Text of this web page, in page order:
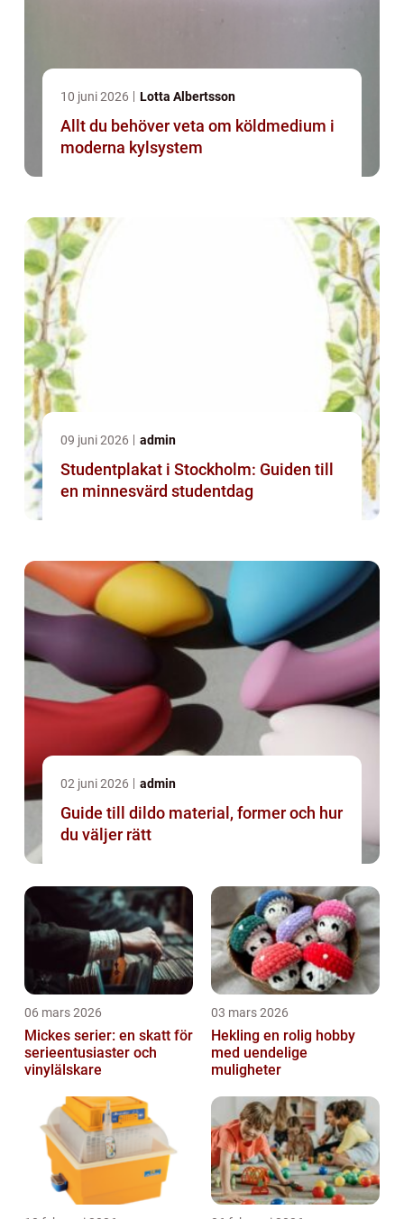
10 juni 2026 Lotta Albertsson
Allt du behöver veta om köldmedium i
moderna kylsystem
09 juni 2026 admin
Studentplakat i Stockholm: Guiden till
en minnesvärd studentdag
02 juni 2026 admin
Guide till dildo material, former och hur
du väljer rätt
06 mars 2026
Mickes serier: en skatt för
serieentusiaster och
vinylälskare
03 mars 2026
Hekling en rolig hobby
med uendelige
muligheter